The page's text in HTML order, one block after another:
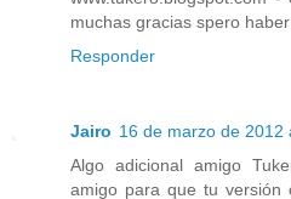
muchas gracias spero
Responder
Jairo 16 de marzo de 2012
Algo adicional amigo
amigo para que tu versión